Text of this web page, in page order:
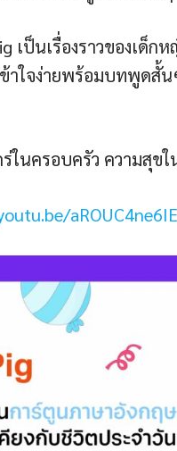
เป็นเรื่องราวของเด็
ข้าใจง่ายพร้อมบทพูด
ร่ในครอบครัว ความสุข
aROUC4ne6IE